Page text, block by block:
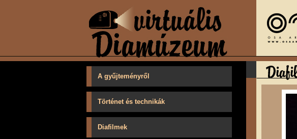
A gyűjteményről
Történet és technikák
Diafilmek